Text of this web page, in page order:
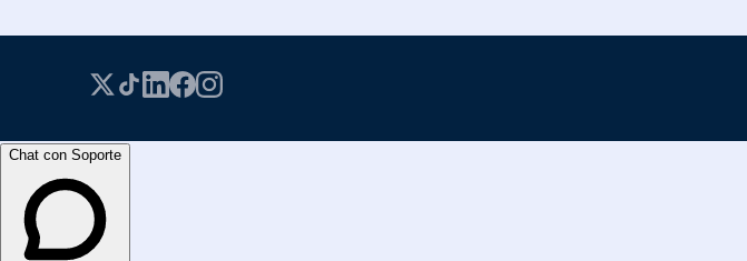
Chat con Soporte